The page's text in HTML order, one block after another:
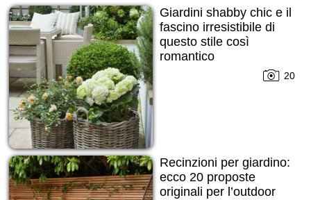
Giardini shabby chic e il
fascino irresistibile di
questo stile così
romantico
20
Recinzioni per giardino:
ecco 20 proposte
originali per l’outdoor